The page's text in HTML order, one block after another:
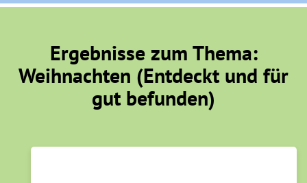
Ergebnisse zum Thema:
Weihnachten (Entdeckt und für
gut befunden)